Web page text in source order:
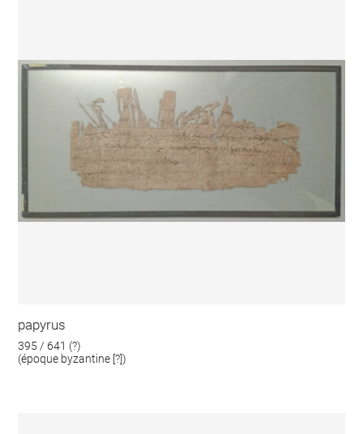
papyrus
395 / 641 (?)
(époque byzantine [?])